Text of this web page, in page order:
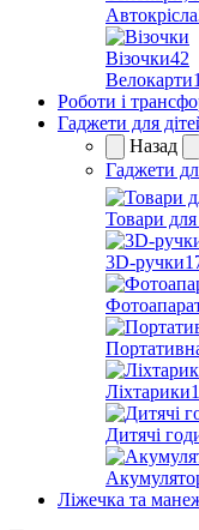
Автокрісла
Візочки42
Велокарти
Роботи і
Гаджети для
Назад
Гаджети
Товари для
3D-ручки
Ліхтарики
Дитячі
Ліжечка та